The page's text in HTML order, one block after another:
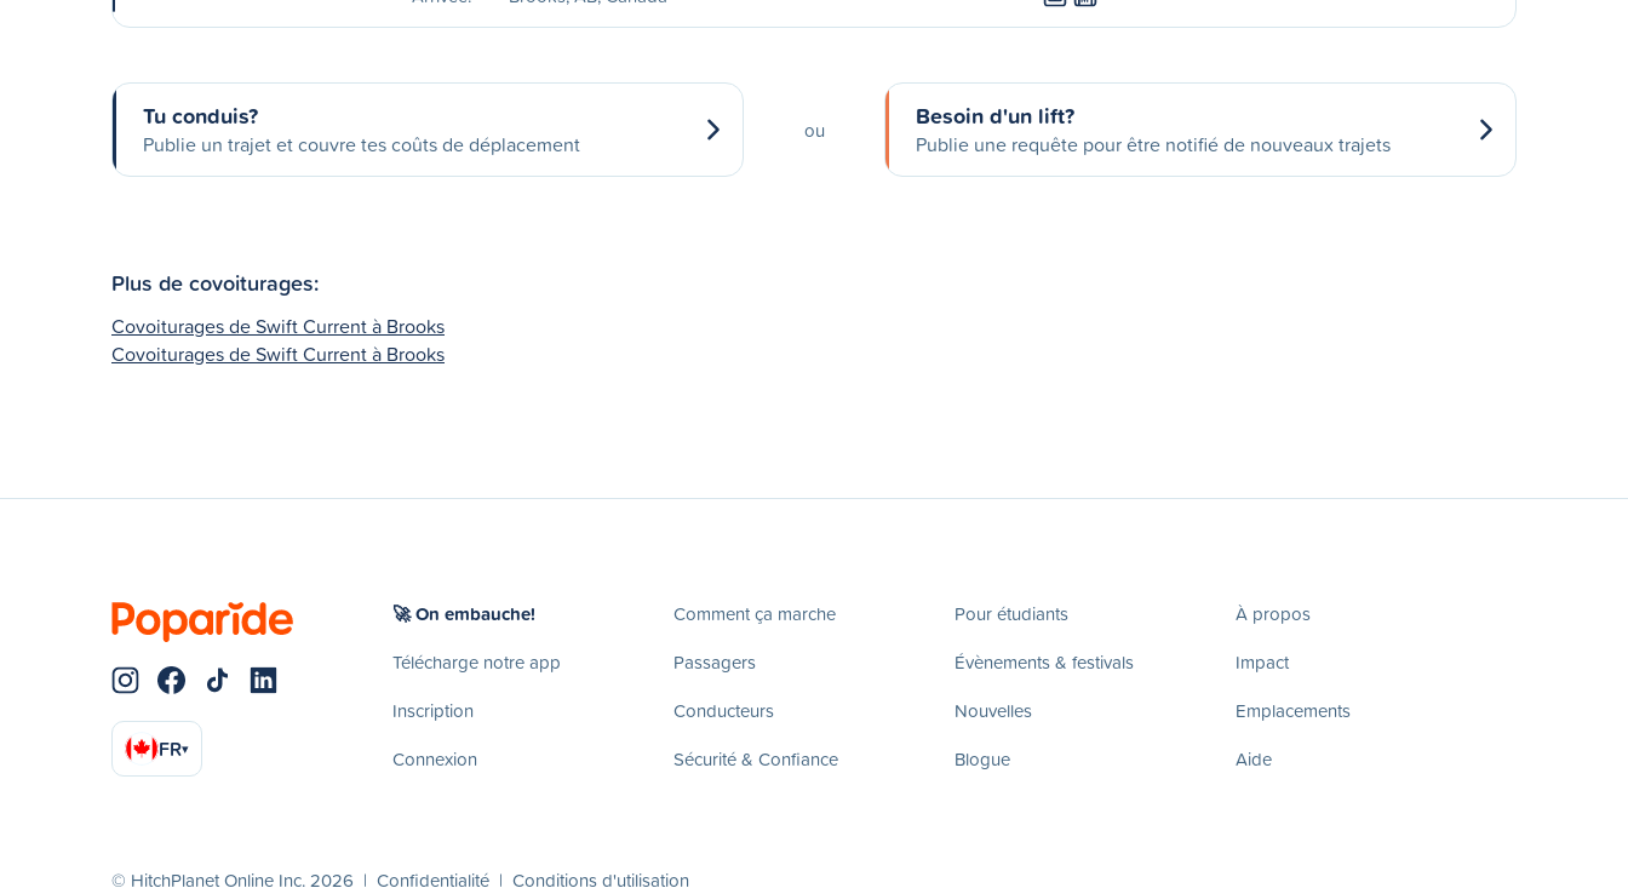
Tu conduis?
Publie un trajet et couvre tes coûts de déplacement
ou Besoin d'un lift?
Publie une requête pour être notifié de nouveaux trajets
Plus de covoiturages:
Covoiturages de Swift Current à Brooks
Covoiturages de Swift Current à Brooks
FR▾
🚀 On embauche!
Télécharge notre app
Inscription
Connexion
Comment ça marche
Passagers
Conducteurs
Sécurité & Confiance
Pour étudiants
Évènements & festivals
Nouvelles
Blogue
À propos
Impact
Emplacements
Aide
© HitchPlanet Online Inc. 2026 | Confidentialité | Conditions d'utilisation